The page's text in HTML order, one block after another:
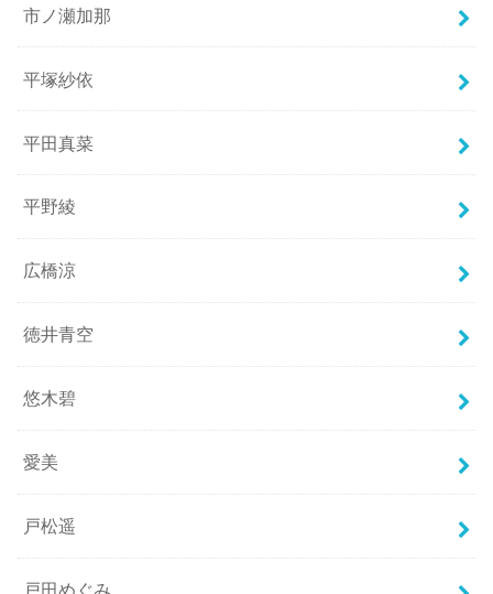
市ノ瀬加那
平塚紗依
平田真菜
平野綾
広橋涼
徳井青空
悠木碧
愛美
戸松遥
戸田めぐみ